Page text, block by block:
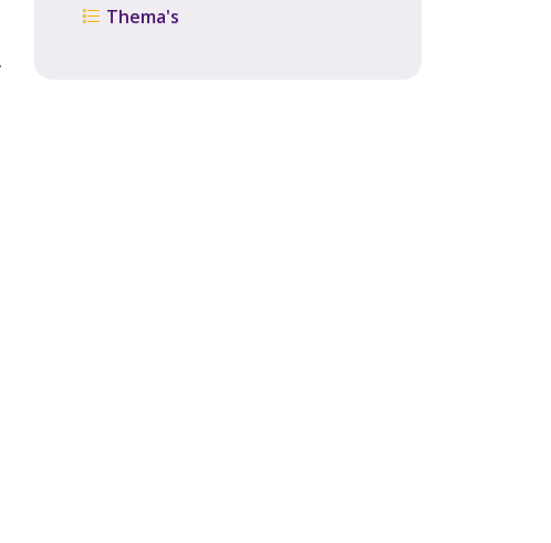
Thema's